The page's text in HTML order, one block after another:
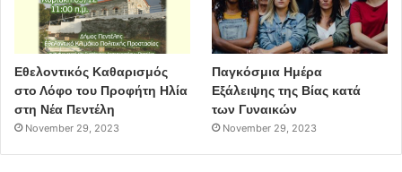
Εθελοντικός Καθαρισμός
στο Λόφο του Προφήτη Ηλία
στη Νέα Πεντέλη
November 29, 2023
Παγκόσμια Ημέρα
Εξάλειψης της Βίας κατά
των Γυναικών
November 29, 2023